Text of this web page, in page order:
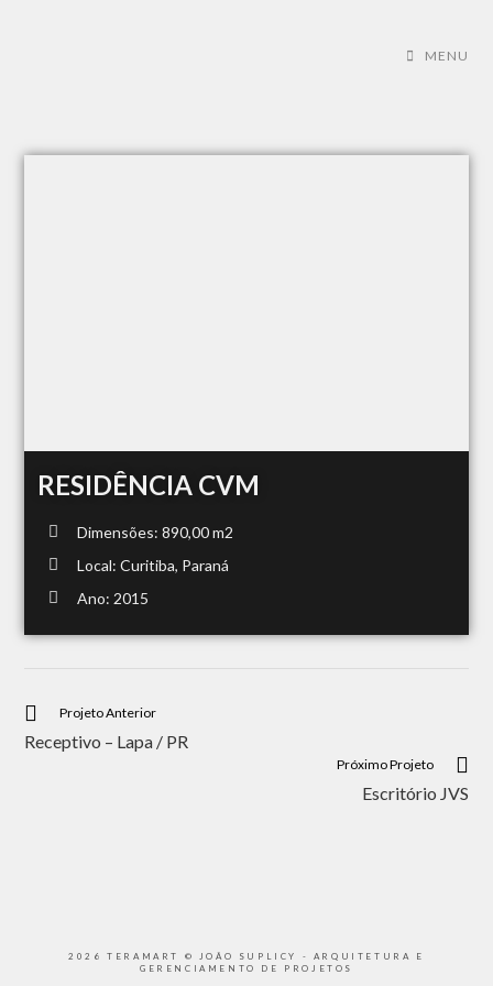
MENU
RESIDÊNCIA CVM
Dimensões: 890,00 m2
Local: Curitiba, Paraná
Ano: 2015
Projeto Anterior
Receptivo – Lapa / PR
Próximo Projeto
Escritório JVS
2026 TERAMART © JOÃO SUPLICY - ARQUITETURA E
GERENCIAMENTO DE PROJETOS